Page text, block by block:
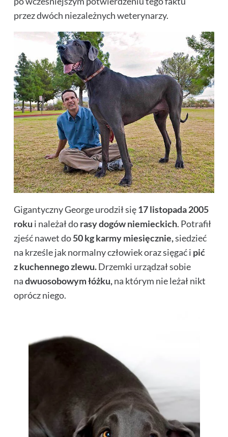
przez dwóch niezależnych weterynarzy.
Gigantyczny George urodził się17 listopada 2005
roku i należał dorasy dogów niemieckich. Potrafił
zjeść nawet do50 kg karmy miesięcznie,siedzieć
na krześle jak normalny człowiek oraz sięgać i pić
z kuchennego zlewu.Drzemki urządzał sobie
nadwuosobowym łóżku,na którym nie leżał nikt
oprócz niego.